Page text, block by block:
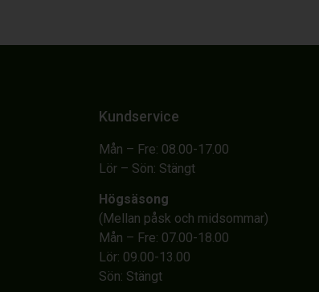
Kundservice
Mån – Fre: 08.00-17.00
Lör – Sön: Stängt
Högsäsong
(Mellan påsk och midsommar)
Mån – Fre: 07.00-18.00
Lör: 09.00-13.00
Sön: Stängt